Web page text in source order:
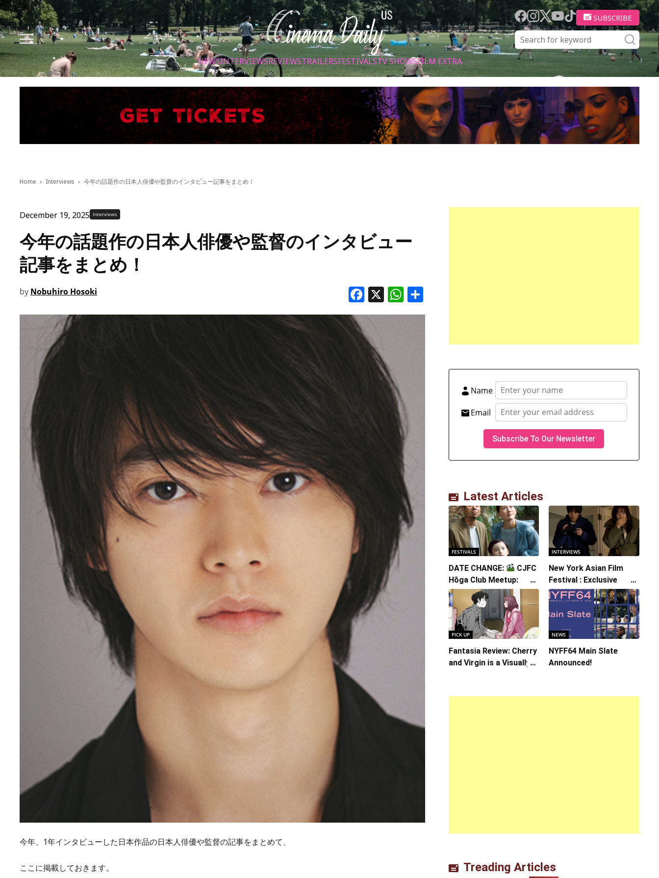
Facebook
Instagram
X YoutubeTik tok SUBSCRIBE
NEWSINTERVIEWSREVIEWSTRAILERSFESTIVALSTV SHOWSFILM EXTRA
Home Interviews 今年の話題作の日本人俳優や監督のインタビュー記事をまとめ！
December 19, 2025 Interviews
今年の話題作の日本人俳優や監督のインタビュー
記事をまとめ！
by Nobuhiro Hosoki Facebook
X WhatsApp
Share
今年、1年インタビューした日本作品の日本人俳優や監督の記事をまとめて、
ここに掲載しておきます。
Name
Email
Latest Articles
FESTIVALS
DATE CHANGE:
CJFC
Hōga Club Meetup:
Sheep in the Box
INTERVIEWS
New York Asian Film
Festival : Exclusive
Interview with Director
Koji Shiraishi
PICK UP
Fantasia Review: Cherry
and Virgin is a Visually
NEWS
NYFF64 Main Slate
Announced!
Treading Articles